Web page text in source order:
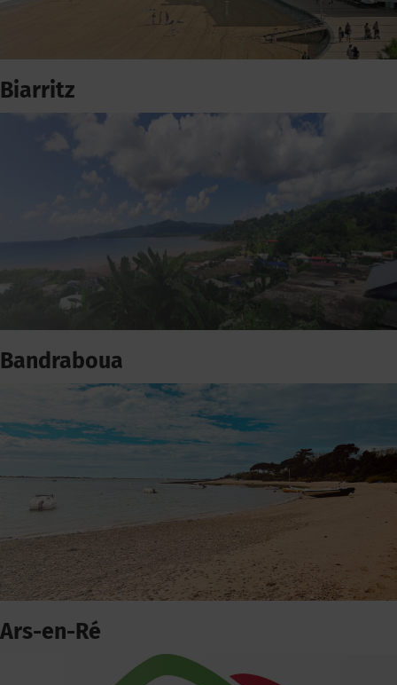
Biarritz
Bandraboua
Ars-en-Ré